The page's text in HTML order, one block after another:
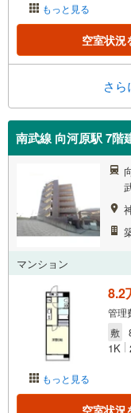
もっと見る
空室状況
さら
南武線 向河原駅 7階
マンション
もっと見る
8.2
管理
敷
1K
空室状況